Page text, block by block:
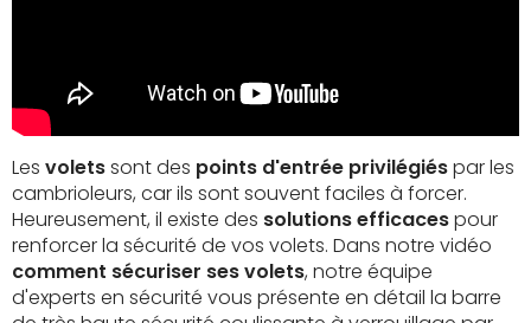
Les voletssont des points d'entrée privilégiéspar les
cambrioleurs, car ils sont souvent faciles à forcer.
Heureusement, il existe des solutions efficacespour
renforcer la sécurité de vos volets. Dans notre vidéo
comment sécuriser ses volets, notre équipe
d'experts en sécurité vous présente en détail la barre